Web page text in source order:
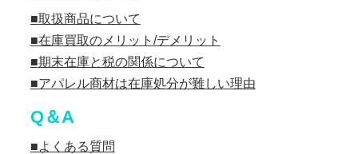
取扱商品について
在庫買取のメリット/デメリット
期末在庫と税の関係について
アパレル商材は在庫処分が難しい理由
Q＆A
よくある質問